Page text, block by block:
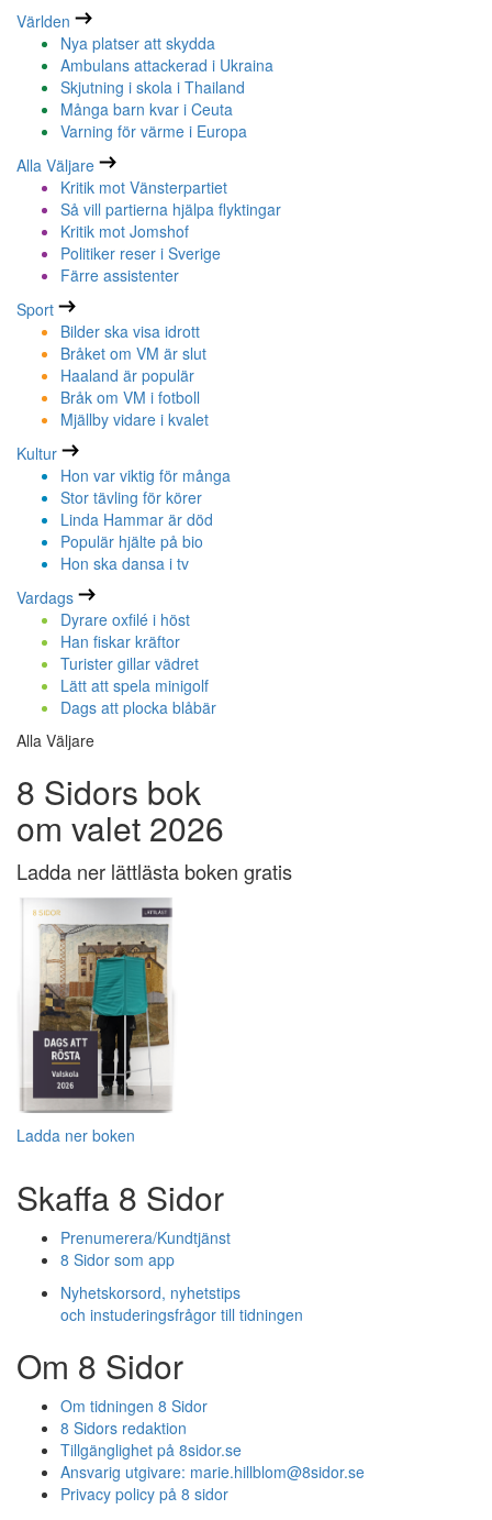
Världen
Nya platser att skydda
Ambulans attackerad i Ukraina
Skjutning i skola i Thailand
Många barn kvar i Ceuta
Varning för värme i Europa
Alla Väljare
Kritik mot Vänsterpartiet
Så vill partierna hjälpa flyktingar
Kritik mot Jomshof
Politiker reser i Sverige
Färre assistenter
Sport
Bilder ska visa idrott
Bråket om VM är slut
Haaland är populär
Bråk om VM i fotboll
Mjällby vidare i kvalet
Kultur
Hon var viktig för många
Stor tävling för körer
Linda Hammar är död
Populär hjälte på bio
Hon ska dansa i tv
Vardags
Dyrare oxfilé i höst
Han fiskar kräftor
Turister gillar vädret
Lätt att spela minigolf
Dags att plocka blåbär
Alla Väljare
8 Sidors bok
om valet 2026
Ladda ner lättlästa boken gratis
Ladda ner boken
Skaffa 8 Sidor
Prenumerera/Kundtjänst
8 Sidor som app
Nyhetskorsord, nyhetstips
och instuderingsfrågor till tidningen
Om 8 Sidor
Om tidningen 8 Sidor
8 Sidors redaktion
Tillgänglighet på 8sidor.se
Ansvarig utgivare: marie.hillblom@8sidor.se
Privacy policy på 8 sidor